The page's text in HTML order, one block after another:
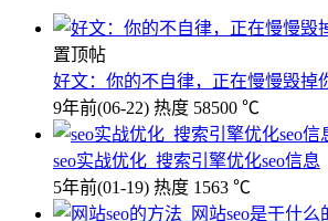
置顶帖
好文：你的不自律，正在慢慢毁掉
9年前(06-22) 热度 58500 ℃
seo实战优化_搜索引擎优化seo信息
5年前(01-19) 热度 1563 ℃